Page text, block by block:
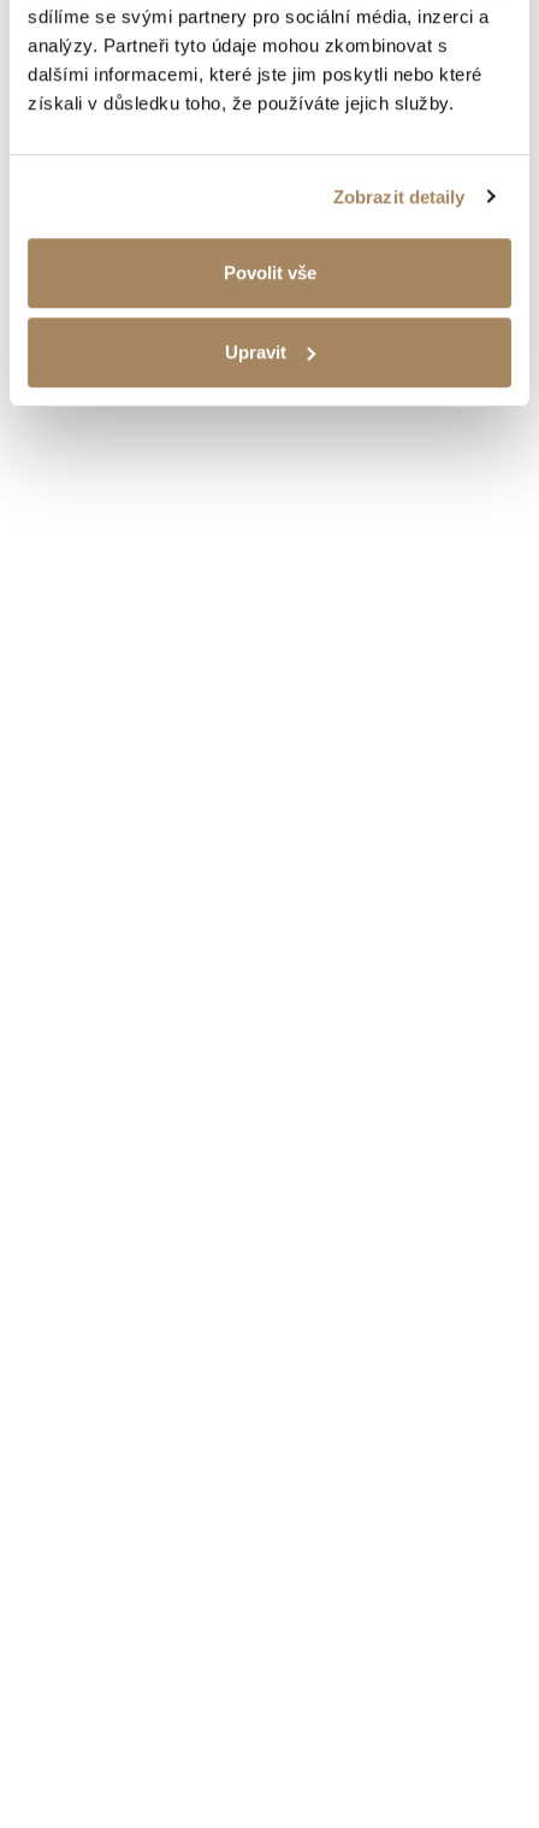
sdílíme se svými partnery pro sociální média, inzerci a
analýzy. Partneři tyto údaje mohou zkombinovat s
dalšími informacemi, které jste jim poskytli nebo které
získali v důsledku toho, že používáte jejich služby.
Zobrazit detaily
Povolit vše
Upravit